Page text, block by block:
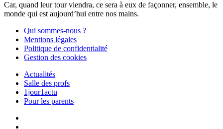
Car, quand leur tour viendra, ce sera à eux de façonner, ensemble, le
monde qui est aujourd’hui entre nos mains.
Qui sommes-nous ?
Mentions légales
Politique de confidentialité
Gestion des cookies
Actualités
Salle des profs
1jour1actu
Pour les parents